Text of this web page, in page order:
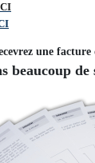
une
beaucoup